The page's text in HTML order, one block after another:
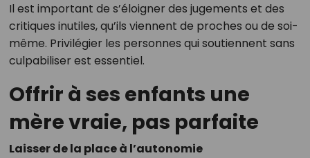
Il est important de s’éloigner des jugements et des
critiques inutiles, qu’ils viennent de proches ou de soi-
même. Privilégier les personnes qui soutiennent sans
culpabiliser est essentiel.
Offrir à ses enfants une
mère vraie, pas parfaite
Laisser de la place à l’autonomie